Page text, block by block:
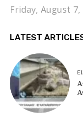
Friday, August 7,
LATEST